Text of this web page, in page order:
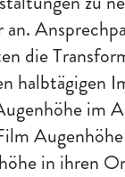
die
halbtägigen
im
in ihren